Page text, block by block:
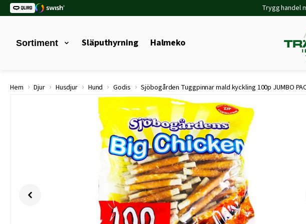
Trygg handel
Sortiment Släputhyrning Halmeko
Hem › Djur › Husdjur › Hund › Godis › Sjöbogården Tuggpinnar mald kyckling 100p JUMBO